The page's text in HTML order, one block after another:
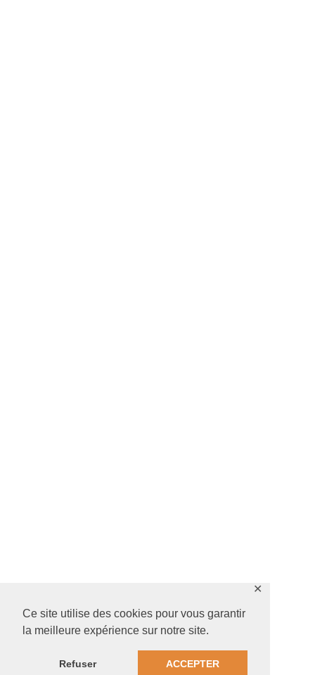
Ce site utilise des cookies pour vous garantir
la meilleure expérience sur notre site.
Refuser ACCEPTER
✕